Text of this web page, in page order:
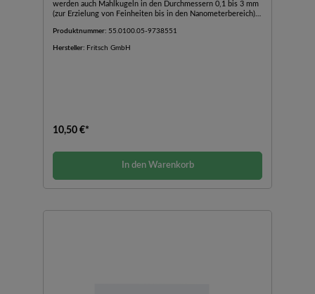
werden auch Mahlkugeln in den Durchmessern 0,1 bis 3 mm
(zur Erzielung von Feinheiten bis in den Nanometerbereich)
Produktnummer: 55.0100.05-9738551
Hersteller: Fritsch GmbH
10,50 €*
In den Warenkorb